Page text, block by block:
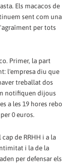
Els macacos de
sent com una
per tots
Primer, la part
l'empresa diu que
treballat dos
notifiquen dijous
a les 19 hores rebo
0 euros.
de RRHH i a la
i la de la
per defensar els